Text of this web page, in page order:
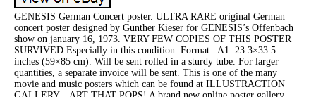
GENESIS German Concert poster. ULTRA RARE original German
concert poster designed by Gunther Kieser for GENESIS’s Offenbach
show on january 16, 1973. VERY FEW COPIES OF THIS POSTER
SURVIVED Especially in this condition. Format : A1: 23.3×33.5
inches (59×85 cm). Will be sent rolled in a sturdy tube. For larger
quantities, a separate invoice will be sent. This is one of the many
movie and music posters which can be found at ILLUSTRACTION